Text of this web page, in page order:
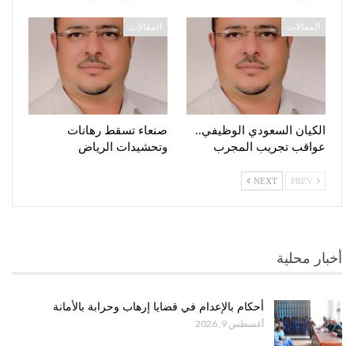
المقالات
الكيان السعودي الوظيفي..
عواقب تجريب المجرب
المقالات
صنعاء تسقط رهانات
وتحشيدات الرياض
NEXT
أخبار محلية
أحكام بالإعدام في قضايا إرهاب وحرابة بالأمانة
أغسطس 9, 2026